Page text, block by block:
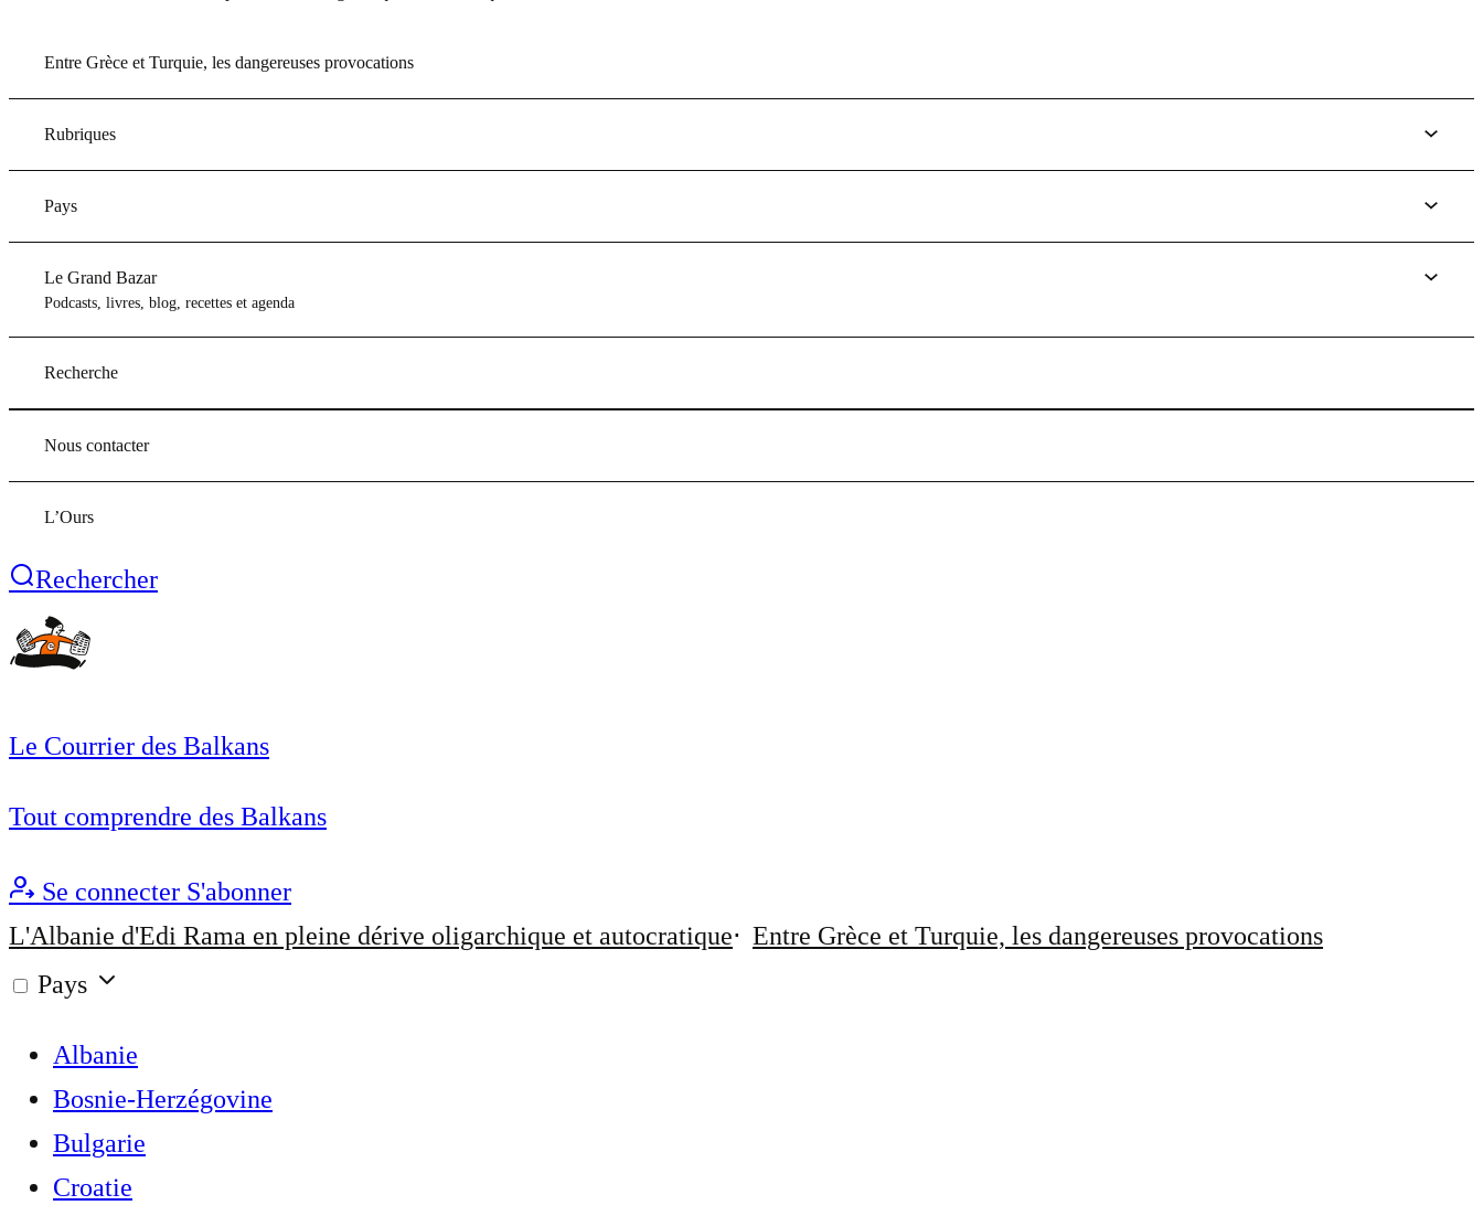
Entre Grèce et Turquie, les dangereuses provocations
Rubriques
Pays
Le Grand Bazar
Podcasts, livres, blog, recettes et agenda
Recherche
Nous contacter
L’Ours
Rechercher
Le Courrier des Balkans
Tout comprendre des Balkans
Se connecter S'abonner
L'Albanie d'Edi Rama en pleine dérive oligarchique et autocratique
Entre Grèce et Turquie, les dangereuses provocations
Pays
Albanie
Bosnie-Herzégovine
Bulgarie
Croatie